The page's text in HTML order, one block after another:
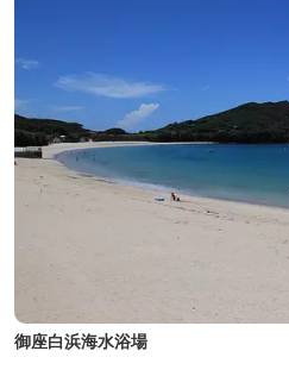
御座白浜海水浴場